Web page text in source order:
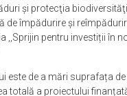
și protecţia
de împădurire și
,,Sprijin pentru investiții în
este de a mări suprafața
totală a proiectului